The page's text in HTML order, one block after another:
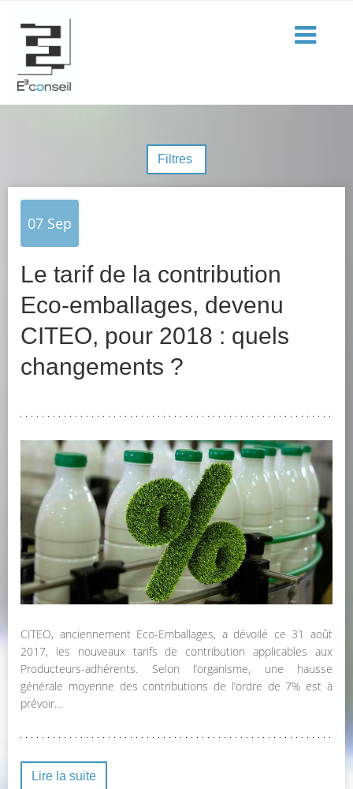
07 Sep
Le tarif de la contribution
Eco-emballages, devenu
CITEO, pour 2018 : quels
changements ?
CITEO, anciennement Eco-Emballages, a dévoilé ce 31 août
2017, les nouveaux tarifs de contribution applicables aux
Producteurs-adhérents. Selon l’organisme, une hausse
générale moyenne des contributions de l’ordre de 7% est à
prévoir…
Lire la suite
Filtres